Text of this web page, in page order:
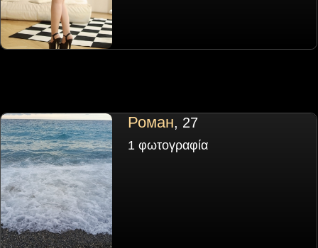
Роман, 27
1 φωτογραφία